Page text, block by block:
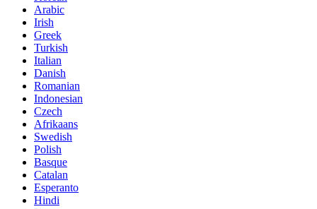
Arabic
Irish
Greek
Turkish
Italian
Danish
Romanian
Indonesian
Czech
Afrikaans
Swedish
Polish
Basque
Catalan
Esperanto
Hindi